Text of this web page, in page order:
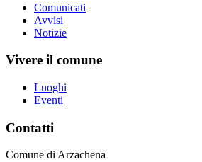
Comunicati
Avvisi
Notizie
Vivere il comune
Luoghi
Eventi
Contatti
Comune di Arzachena